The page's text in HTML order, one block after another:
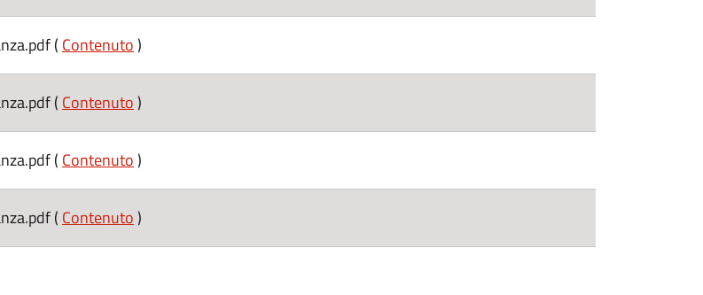
( Contenuto)
( Contenuto)
( Contenuto)
( Contenuto)